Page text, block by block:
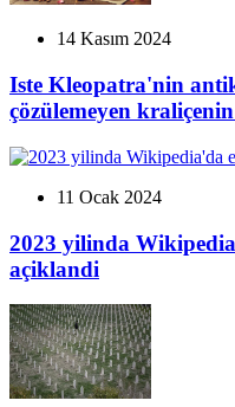
14 Kasım 2024
Iste Kleopatra'nin
çözülemeyen
11 Ocak 2024
2023 yilinda
açiklandi